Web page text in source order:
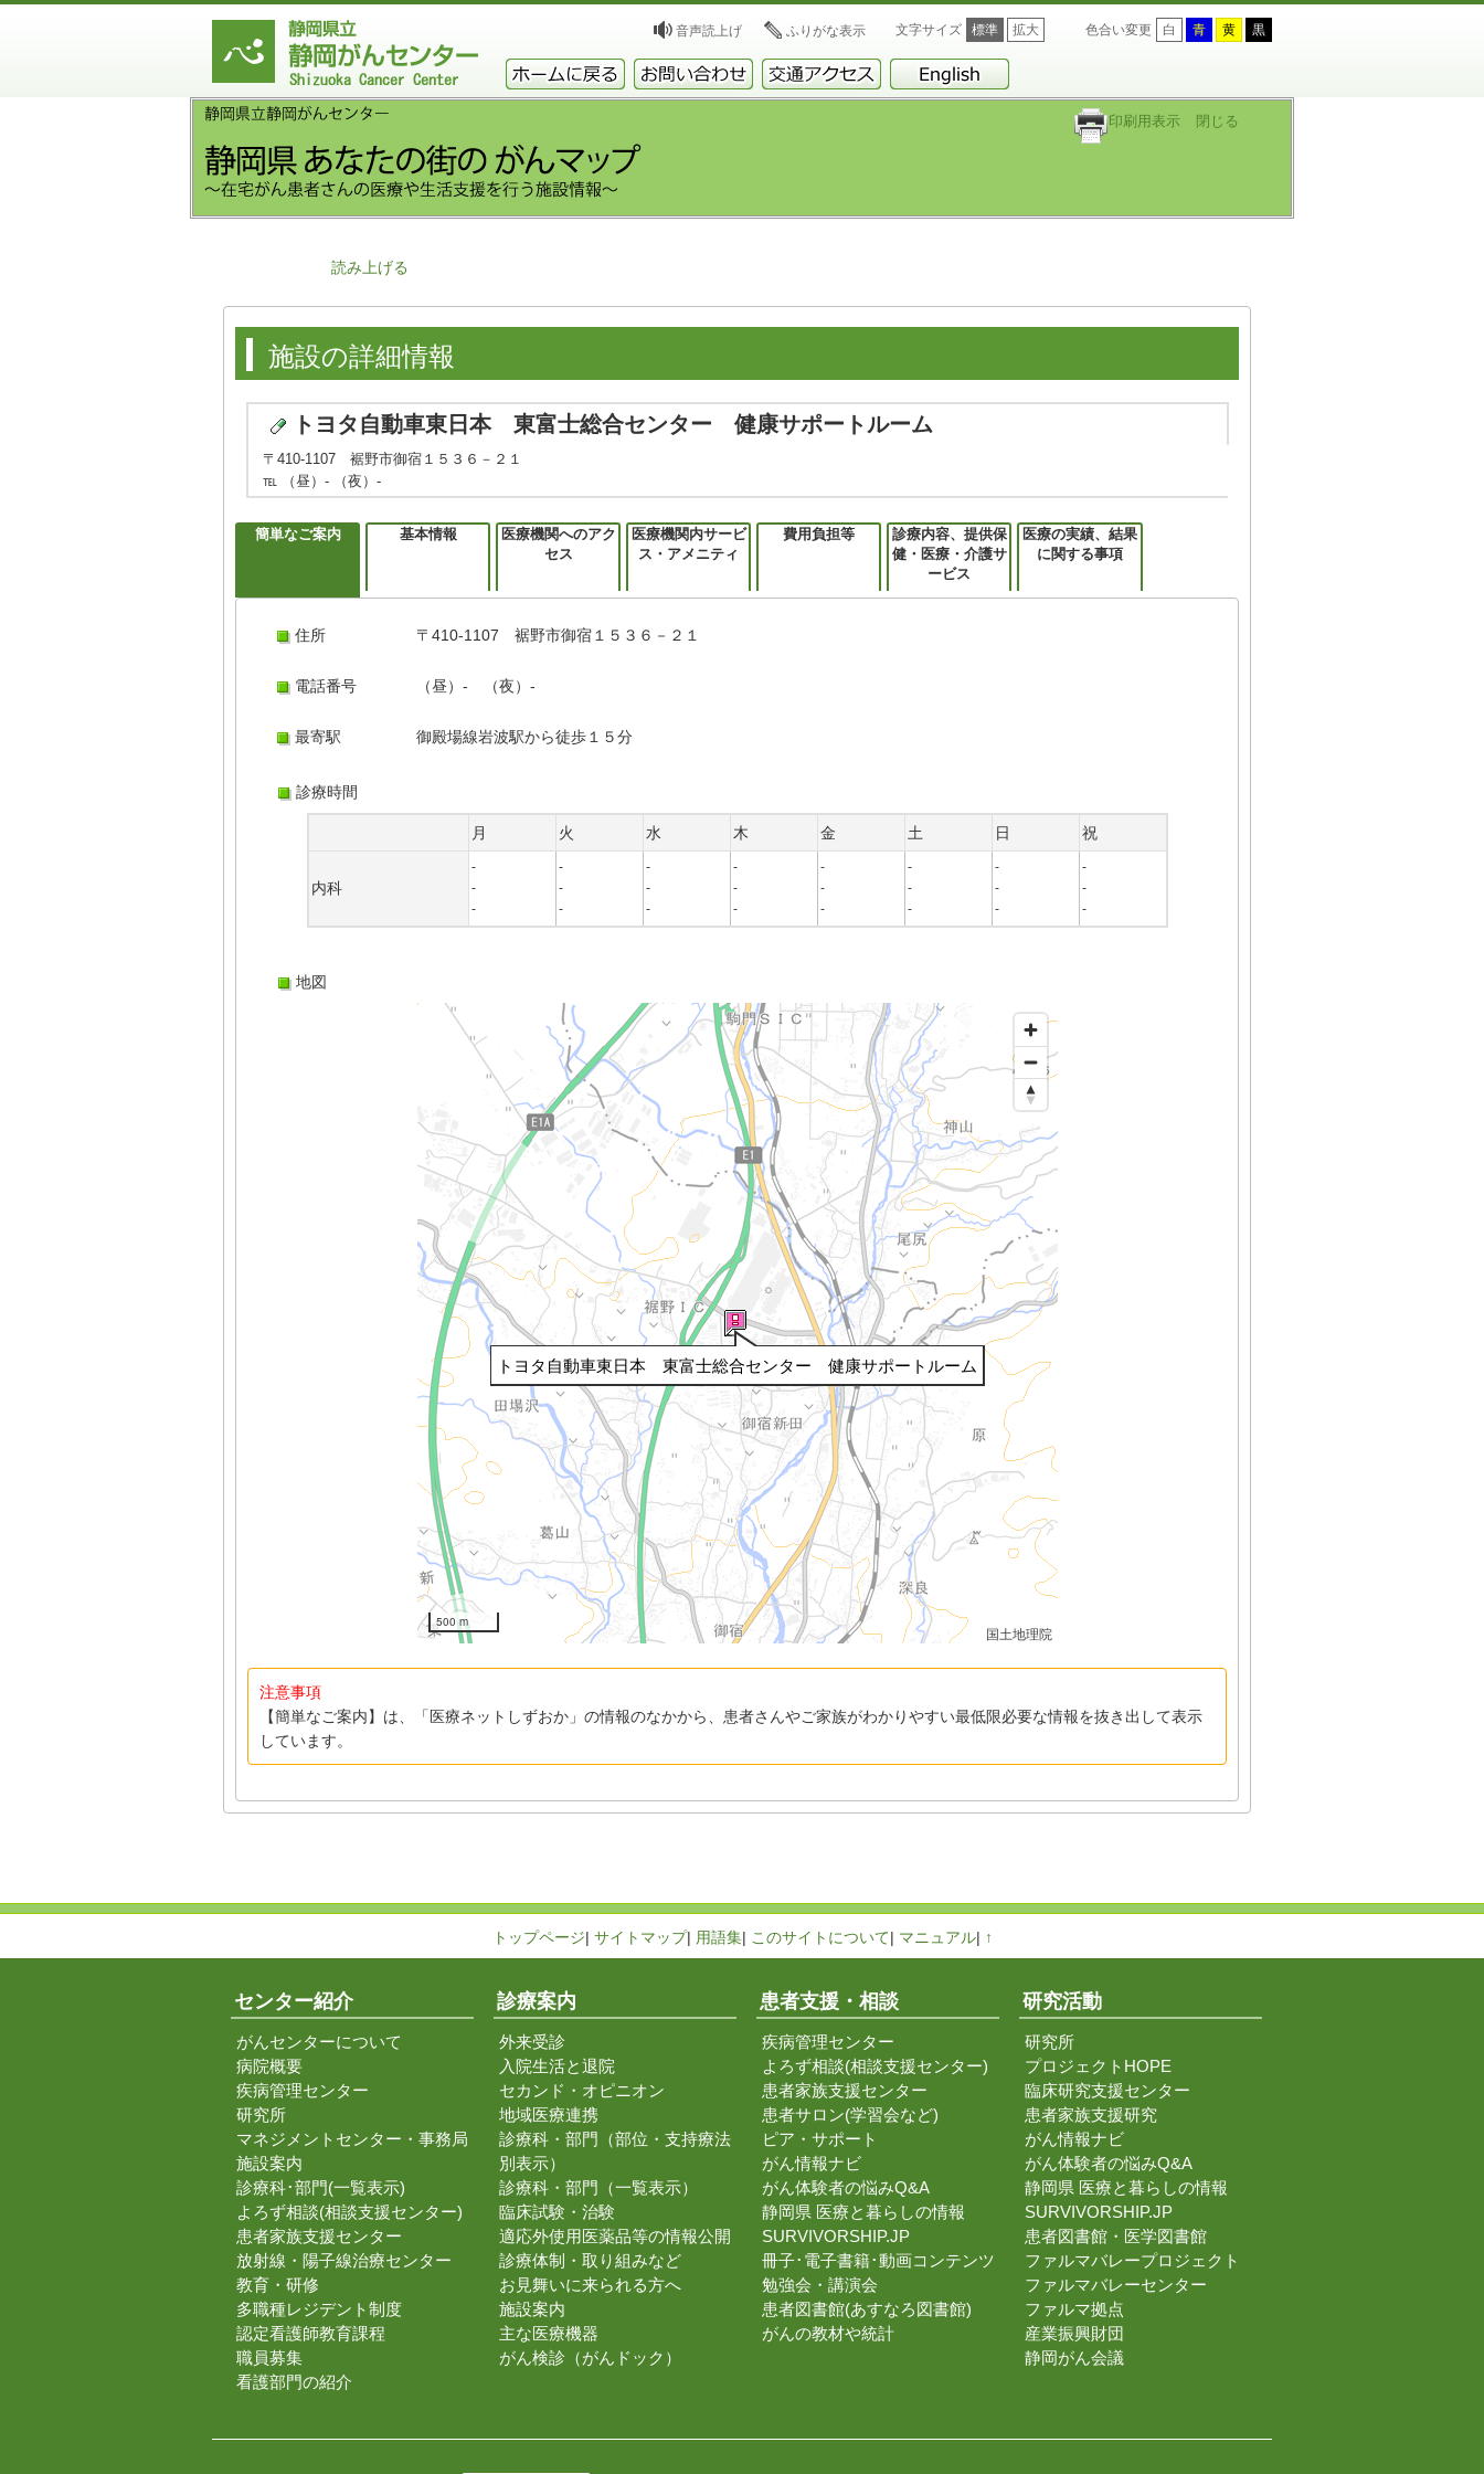
音声読上げ ふりがな表示 文字サイズ 標準 拡大 色合い変更 白 青 黄 黒
印刷用表示 閉じる
読み上げる
施設の詳細情報
トヨタ自動車東日本 東富士総合センター 健康サポートルーム
〒410-1107 裾野市御宿１５３６－２１
℡ （昼）- （夜）-
簡単なご案内 基本情報
医療機関へのアク
セス
医療機関内サービ
ス・アメニティ
費用負担等
診療内容、提供保
健・医療・介護サ
ービス
医療の実績、結果
に関する事項
住所 〒410-1107 裾野市御宿１５３６－２１
電話番号 （昼）- （夜）-
最寄駅 御殿場線岩波駅から徒歩１５分
診療時間
月 火 水 木 金 土 日 祝
内科
-
-
-
-
-
-
-
-
-
-
-
-
-
-
-
-
-
-
-
-
-
-
-
-
地図
トヨタ自動車東日本 東富士総合センター 健康サポートルーム
500 m
国土地理院
注意事項
【簡単なご案内】は、「医療ネットしずおか」の情報のなかから、患者さんやご家族がわかりやすい最低限必要な情報を抜き出して表示
しています。
トップページ| サイトマップ| 用語集| このサイトについて| マニュアル| ↑
センター紹介
がんセンターについて
病院概要
疾病管理センター
研究所
マネジメントセンター・事務局
施設案内
診療科･部門(一覧表示)
よろず相談(相談支援センター)
患者家族支援センター
放射線・陽子線治療センター
教育・研修
多職種レジデント制度
認定看護師教育課程
職員募集
看護部門の紹介
診療案内
外来受診
入院生活と退院
セカンド・オピニオン
地域医療連携
診療科・部門（部位・支持療法
別表示）
診療科・部門（一覧表示）
臨床試験・治験
適応外使用医薬品等の情報公開
診療体制・取り組みなど
お見舞いに来られる方へ
施設案内
主な医療機器
がん検診（がんドック）
患者支援・相談
疾病管理センター
よろず相談(相談支援センター)
患者家族支援センター
患者サロン(学習会など)
ピア・サポート
がん情報ナビ
がん体験者の悩みQ&A
静岡県 医療と暮らしの情報
SURVIVORSHIP.JP
冊子･電子書籍･動画コンテンツ
勉強会・講演会
患者図書館(あすなろ図書館)
がんの教材や統計
研究活動
研究所
プロジェクトHOPE
臨床研究支援センター
患者家族支援研究
がん情報ナビ
がん体験者の悩みQ&A
静岡県 医療と暮らしの情報
SURVIVORSHIP.JP
患者図書館・医学図書館
ファルマバレープロジェクト
ファルマバレーセンター
ファルマ拠点
産業振興財団
静岡がん会議